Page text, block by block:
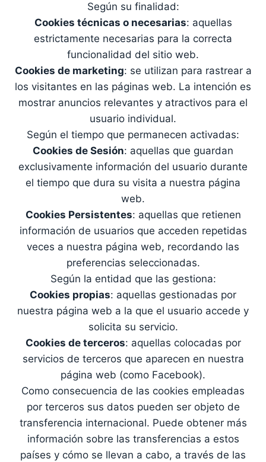
Según su finalidad:
Cookies técnicas o necesarias: aquellas
estrictamente necesarias para la correcta
funcionalidad del sitio web.
Cookies de marketing: se utilizan para rastrear a
los visitantes en las páginas web. La intención es
mostrar anuncios relevantes y atractivos para el
usuario individual.
Según el tiempo que permanecen activadas:
Cookies de Sesión: aquellas que guardan
exclusivamente información del usuario durante
el tiempo que dura su visita a nuestra página
web.
Cookies Persistentes: aquellas que retienen
información de usuarios que acceden repetidas
veces a nuestra página web, recordando las
preferencias seleccionadas.
Según la entidad que las gestiona:
Cookies propias: aquellas gestionadas por
nuestra página web a la que el usuario accede y
solicita su servicio.
Cookies de terceros: aquellas colocadas por
servicios de terceros que aparecen en nuestra
página web (como Facebook).
Como consecuencia de las cookies empleadas
por terceros sus datos pueden ser objeto de
transferencia internacional. Puede obtener más
información sobre las transferencias a estos
países y cómo se llevan a cabo, a través de las